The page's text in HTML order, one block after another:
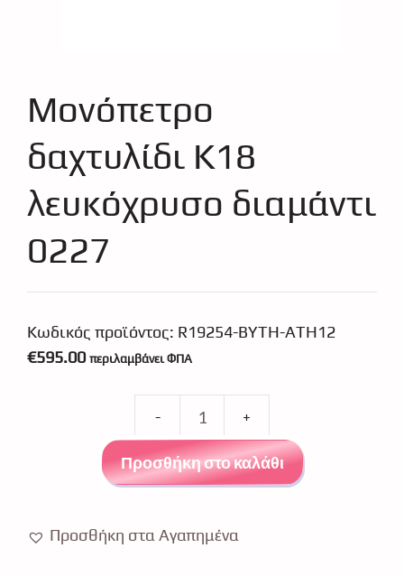
Μονόπετρο
δαχτυλίδι Κ18
λευκόχρυσο διαμάντι
0227
Κωδικός προϊόντος: R19254-BYTH-ATH12
€595.00 περιλαμβάνει ΦΠΑ
δαχτυλίδι
Κ18
Προσθήκη στο καλάθι
Προσθήκη στα Αγαπημένα